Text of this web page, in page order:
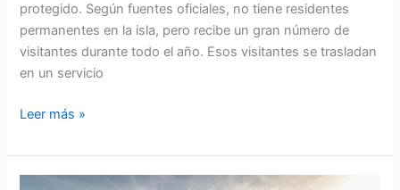
protegido. Según fuentes oficiales, no tiene residentes
permanentes en la isla, pero recibe un gran número de
visitantes durante todo el año. Esos visitantes se trasladan
en un servicio
Cuántos
tiene
la
Leer más »